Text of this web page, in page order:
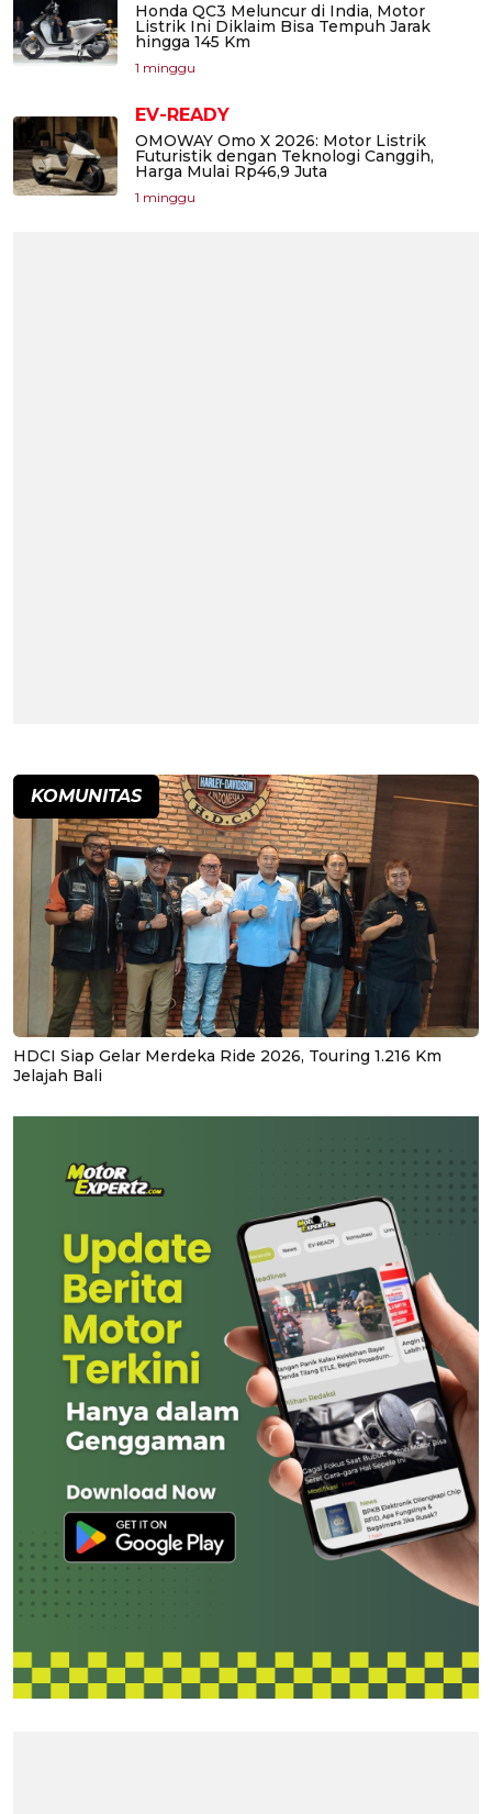
Honda QC3 Meluncur di India, Motor
Listrik Ini Diklaim Bisa Tempuh Jarak
hingga 145 Km
1 minggu
EV-READY
OMOWAY Omo X 2026: Motor Listrik
Futuristik dengan Teknologi Canggih,
Harga Mulai Rp46,9 Juta
1 minggu
KOMUNITAS
HDCI Siap Gelar Merdeka Ride 2026, Touring 1.216 Km
Jelajah Bali